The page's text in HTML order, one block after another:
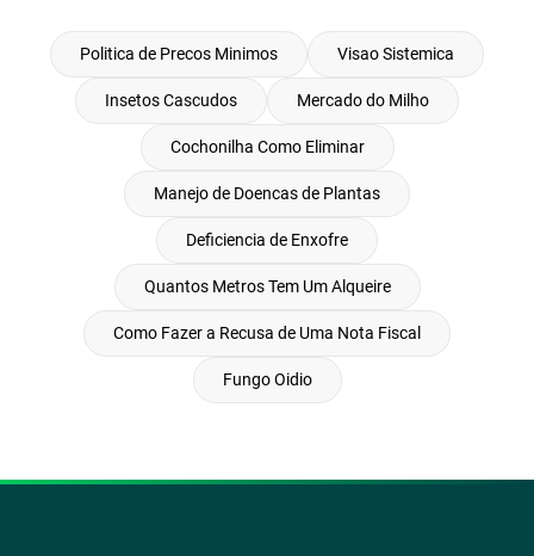
Politica de Precos Minimos Visao Sistemica
Insetos Cascudos Mercado do Milho
Cochonilha Como Eliminar
Manejo de Doencas de Plantas
Deficiencia de Enxofre
Quantos Metros Tem Um Alqueire
Como Fazer a Recusa de Uma Nota Fiscal
Fungo Oidio